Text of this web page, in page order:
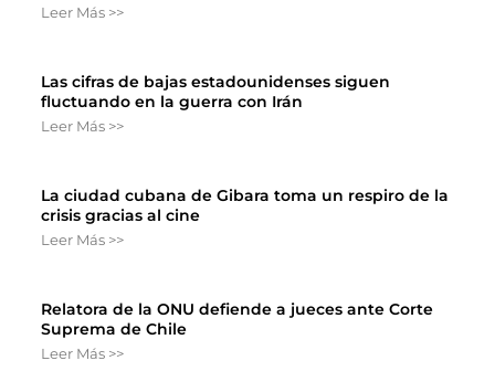
Leer Más >>
Las cifras de bajas estadounidenses siguen
fluctuando en la guerra con Irán
Leer Más >>
La ciudad cubana de Gibara toma un respiro de la
crisis gracias al cine
Leer Más >>
Relatora de la ONU defiende a jueces ante Corte
Suprema de Chile
Leer Más >>